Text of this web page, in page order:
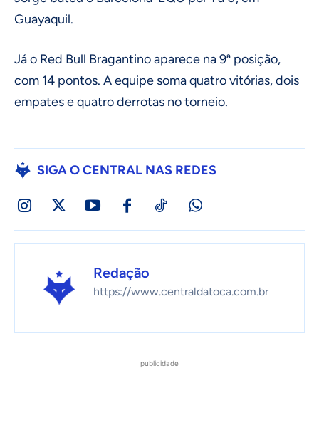
Guayaquil.
Já o Red Bull Bragantino aparece na 9ª posição,
com 14 pontos. A equipe soma quatro vitórias, dois
empates e quatro derrotas no torneio.
SIGA O CENTRAL NAS REDES
Redação
https://www.centraldatoca.com.br
publicidade